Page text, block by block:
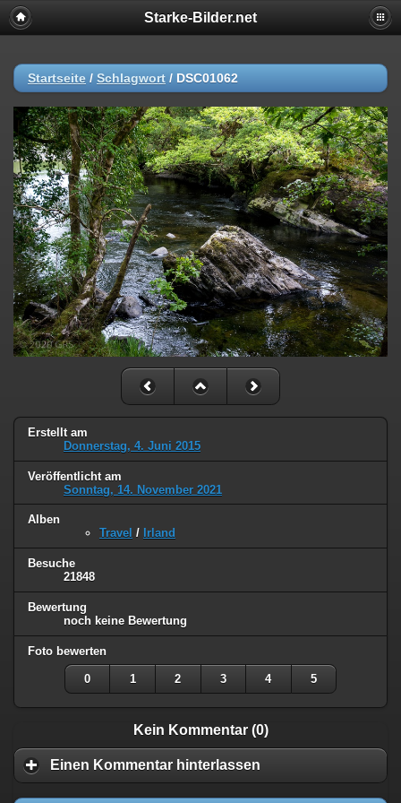
Starke-Bilder.net
Startseite / Schlagwort / DSC01062
Erstellt am
Donnerstag, 4. Juni 2015
Veröffentlicht am
Sonntag, 14. November 2021
Alben
Travel / Irland
Besuche
21848
Bewertung
noch keine Bewertung
Foto bewerten
0 1 2 3 4 5
Kein Kommentar (0)
Einen Kommentar hinterlassen